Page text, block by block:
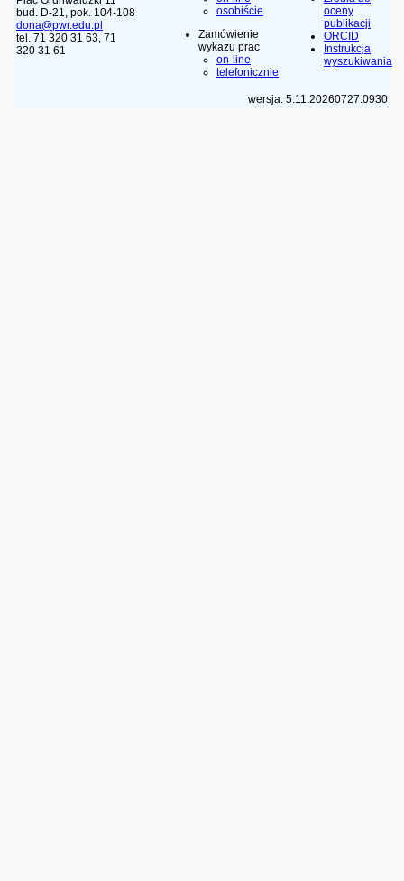
bud. D-21, pok. 104-108
dona@pwr.edu.pl
tel. 71 320 31 63, 71
320 31 61
osobiście
Zamówienie
wykazu prac
on-line
telefonicznie
oceny
publikacji
ORCID
Instrukcja
wyszukiwania
wersja: 5.11.20260727.0930